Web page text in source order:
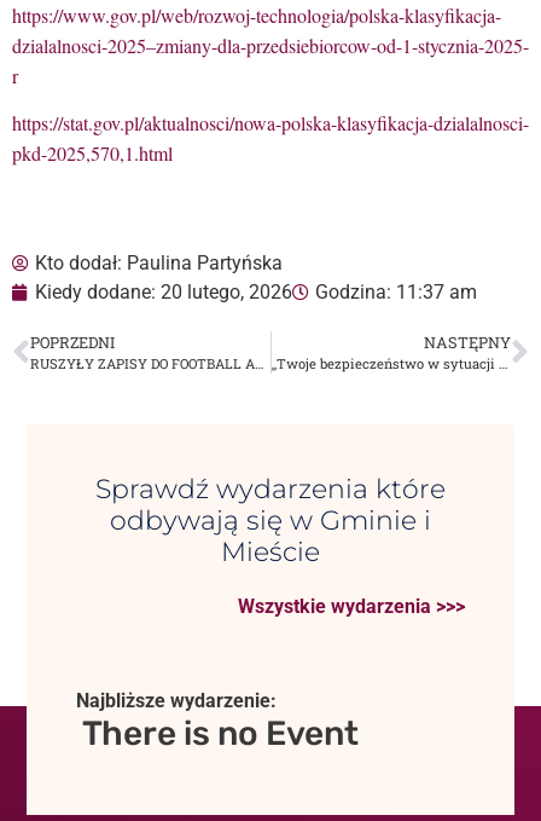
https://www.gov.pl/web/rozwoj-technologia/polska-klasyfikacja-
dzialalnosci-2025–zmiany-dla-przedsiebiorcow-od-1-stycznia-2025-
r
https://stat.gov.pl/aktualnosci/nowa-polska-klasyfikacja-dzialalnosci-
pkd-2025,570,1.html
Kto dodał: Paulina Partyńska
Kiedy dodane: 20 lutego, 2026 Godzina: 11:37 am
POPRZEDNI
RUSZYŁY ZAPISY DO FOOTBALL ACADEMY!
NASTĘPNY
,,Twoje bezpieczeństwo w sytuacji kryzysowej” – konferencja dla mieszkańców Powiatu Dąbrowskiego
Sprawdź wydarzenia które
odbywają się w Gminie i
Mieście
Wszystkie wydarzenia >>>
Najbliższe wydarzenie:
There is no Event